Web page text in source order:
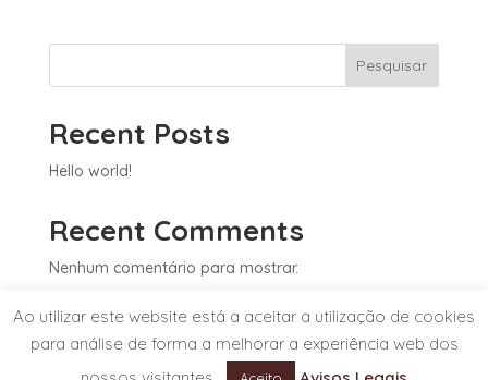
Pesquisar
Recent Posts
Hello world!
Recent Comments
Nenhum comentário para mostrar.
Ao utilizar este website está a aceitar a utilização de cookies
para análise de forma a melhorar a experiência web dos